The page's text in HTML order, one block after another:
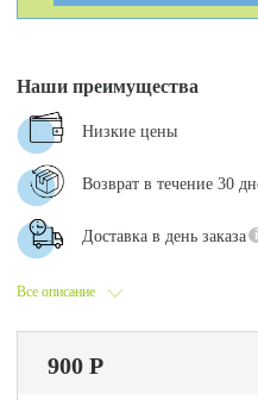
Все описание
Наши преимущества
Низкие цены
Возврат в течение 30
Доставка в день заказа
900 Р